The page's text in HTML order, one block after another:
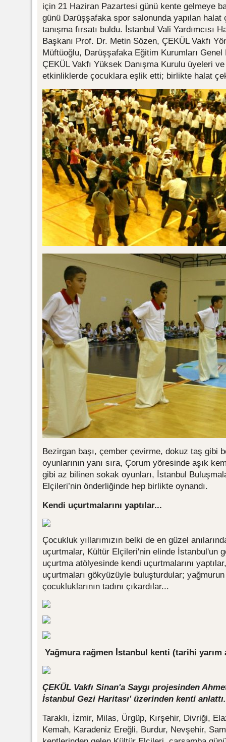
için 21 Haziran Pazartesi günü kente gelmeye
günü Darüşşafaka spor salonunda yapılan
tanışma fırsatı buldu. İstanbul Vali Yardımcısı
Başkanı Prof. Dr. Metin Sözen, ÇEKÜL Vakfı
Müftüoğlu, Darüşşafaka Eğitim Kurumları Genel
ÇEKÜL Vakfı Yüksek Danışma Kurulu üyeleri
etkinliklerde çocuklara eşlik etti; birlikte halat
Bezirgan başı, çember çevirme, dokuz taş gibi
oyunlarının yanı sıra, Çorum yöresinde aşık
gibi az bilinen sokak oyunları, İstanbul
Elçileri’nin önderliğinde hep birlikte oynandı.
Kendi uçurtmalarını yaptılar...
Çocukluk yıllarımızın belki de en güzel
uçurtmalar, Kültür Elçileri'nin elinde İstanbul'un
uçurtma atölyesinde kendi uçurtmalarını
uçurtmaları gökyüzüyle buluşturdular;
çocukluklarının tadını çıkardılar...
Yağmura rağmen İstanbul kenti (tarihi
ÇEKÜL Vakfı Sinan'a Saygı projesinden
İstanbul Gezi Haritası' üzerinden kenti
Taraklı, İzmir, Milas, Ürgüp, Kırşehir, Divriği,
Kemah, Karadeniz Ereğli, Burdur, Nevşehir,